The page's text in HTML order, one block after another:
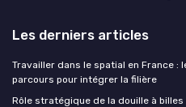
Les derniers articles
Travailler dans le spatial en France :
parcours pour intégrer la filière
Rôle stratégique de la douille à